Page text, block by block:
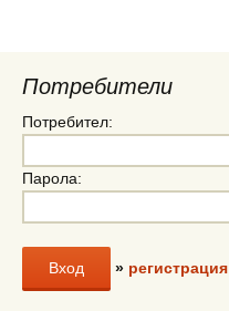
Потребители
Потребител:
Парола:
» регистрация